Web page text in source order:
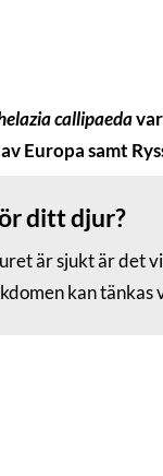
callipaeda
Europa samt
ditt djur?
är sjukt är det
kan tänkas